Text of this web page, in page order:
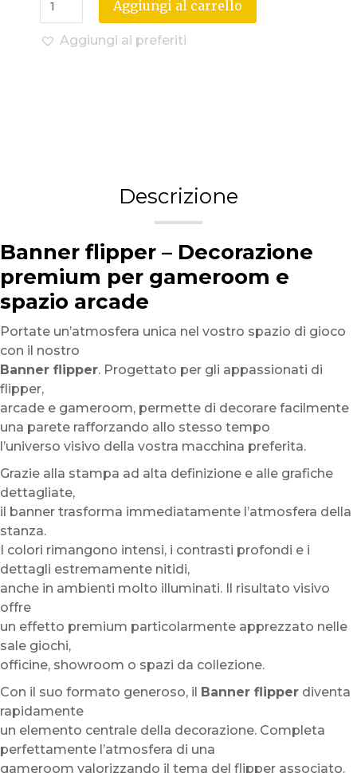
Aggiungi al carrello
Aggiungi ai preferiti
Descrizione
Banner flipper – Decorazione
premium per gameroom e
spazio arcade
Portate un’atmosfera unica nel vostro spazio di gioco
con il nostro
Banner flipper. Progettato per gli appassionati di
flipper,
arcade e gameroom, permette di decorare facilmente
una parete rafforzando allo stesso tempo
l’universo visivo della vostra macchina preferita.
Grazie alla stampa ad alta definizione e alle grafiche
dettagliate,
il banner trasforma immediatamente l’atmosfera della
stanza.
I colori rimangono intensi, i contrasti profondi e i
dettagli estremamente nitidi,
anche in ambienti molto illuminati. Il risultato visivo
offre
un effetto premium particolarmente apprezzato nelle
sale giochi,
officine, showroom o spazi da collezione.
Con il suo formato generoso, il
Banner flipper diventa
rapidamente
un elemento centrale della decorazione. Completa
perfettamente l’atmosfera di una
gameroom valorizzando il tema del flipper associato.